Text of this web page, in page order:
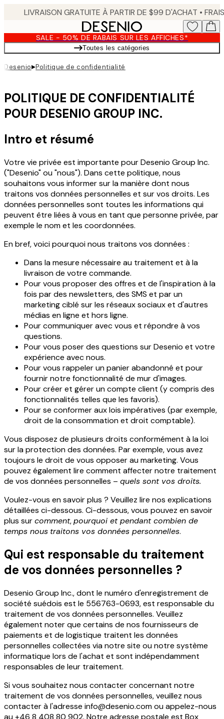
content.SALE - 50% DE RABAIS SUR LES AFFICHES*
Toutes les catégories
Desenio▸Politique de confidentialité
POLITIQUE DE CONFIDENTIALITÉ
POUR DESENIO GROUP INC.
Intro et résumé
Votre vie privée est importante pour Desenio Group Inc.
("Desenio" ou "nous"). Dans cette politique, nous
souhaitons vous informer sur la manière dont nous
traitons vos données personnelles et sur vos droits. Les
données personnelles sont toutes les informations qui
peuvent être liées à vous en tant que personne privée, par
exemple le nom et les coordonnées.
En bref, voici pourquoi nous traitons vos données :
Dans la mesure nécessaire au traitement et à la
livraison de votre commande.
Pour vous proposer des offres et de l'inspiration à la
fois par des newsletters, des SMS et par un
marketing ciblé sur les réseaux sociaux et d'autres
médias en ligne et hors ligne.
Pour communiquer avec vous et répondre à vos
questions.
Pour vous poser des questions sur Desenio et votre
expérience avec nous.
Pour vous rappeler un panier abandonné et pour
fournir notre fonctionnalité de mur d'images.
Pour créer et gérer un compte client (y compris des
fonctionnalités telles que les favoris).
Pour se conformer aux lois impératives (par exemple,
droit de la consommation et droit comptable).
Vous disposez de plusieurs droits conformément à la loi
sur la protection des données. Par exemple, vous avez
toujours le droit de vous opposer au marketing. Vous
pouvez également lire comment affecter notre traitement
de vos données personnelles – quels sont vos droits.
Voulez-vous en savoir plus ? Veuillez lire nos explications
détaillées ci-dessous. Ci-dessous, vous pouvez en savoir
plus surcomment,pourquoi et pendant combien de
temps nous traitons vos données personnelles.
Qui est responsable du traitement
de vos données personnelles ?
Desenio Group Inc., dont le numéro d'enregistrement de
société suédois est le 556763-0693, est responsable du
traitement de vos données personnelles. Veuillez
également noter que certains de nos fournisseurs de
paiements et de logistique traitent les données
personnelles collectées via notre site ou notre système
informatique lors de l'achat et sont indépendamment
responsables de leur traitement.
Si vous souhaitez nous contacter concernant notre
traitement de vos données personnelles, veuillez nous
contacter à l'adresse info@desenio.com ou appelez-nous
au+46 8 408 80 902. Notre adresse postale est Box